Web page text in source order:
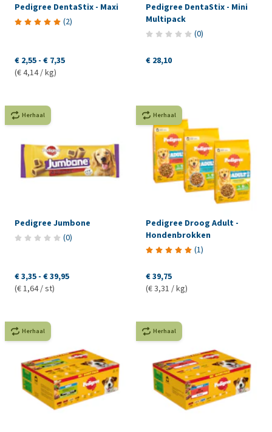
Pedigree DentaStix - Maxi
(2)
€ 2,55 - € 7,35
(€ 4,14 / kg)
Pedigree DentaStix - Mini
Multipack
(0)
€ 28,10
Herhaal
Pedigree Jumbone
(0)
€ 3,35 - € 39,95
(€ 1,64 / st)
Herhaal
Pedigree Droog Adult -
Hondenbrokken
(1)
€ 39,75
(€ 3,31 / kg)
Herhaal Herhaal